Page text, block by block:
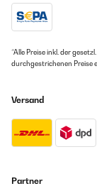
*Alle Preise inkl. der
durchgestrichenen Preise
Versand
Partner